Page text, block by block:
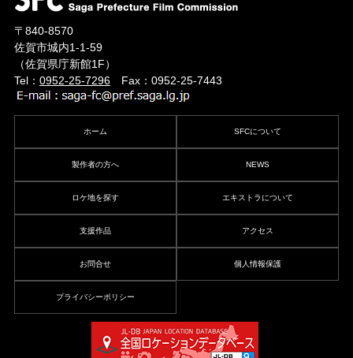
〒840-8570
佐賀市城内1-1-59
（佐賀県庁新館1F）
Tel： 0952-25-7296Fax：0952-25-7443
ホーム SFCについて
製作者の方へ NEWS
ロケ地を探す エキストラについて
支援作品 アクセス
お問合せ 個人情報保護
プライバシーポリシー